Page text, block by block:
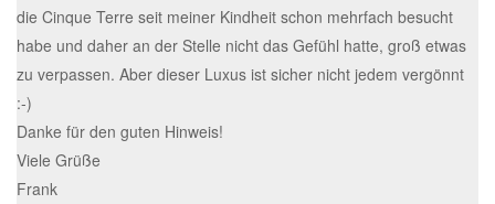
die Cinque Terre seit meiner Kindheit schon mehrfach besucht
habe und daher an der Stelle nicht das Gefühl hatte, groß etwas
zu verpassen. Aber dieser Luxus ist sicher nicht jedem vergönnt
:-)
Danke für den guten Hinweis!
Viele Grüße
Frank